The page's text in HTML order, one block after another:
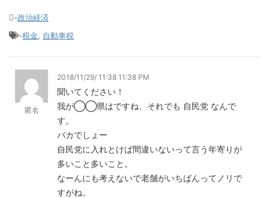
-政治経済
-税金, 自動車税
匿名
2018/11/29/ 11:38 11:38 PM
聞いてください！
我が◯◯県はですね、それでも 自民党 なんで
す。
バカでしょー
自民党に入れとけば間違いないって言う年寄りが
多いこと多いこと。
なーんにも考えないで老舗がいちばんってノリで
すがね。